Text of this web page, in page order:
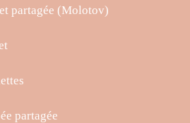
partagée (Molotov)
partagée